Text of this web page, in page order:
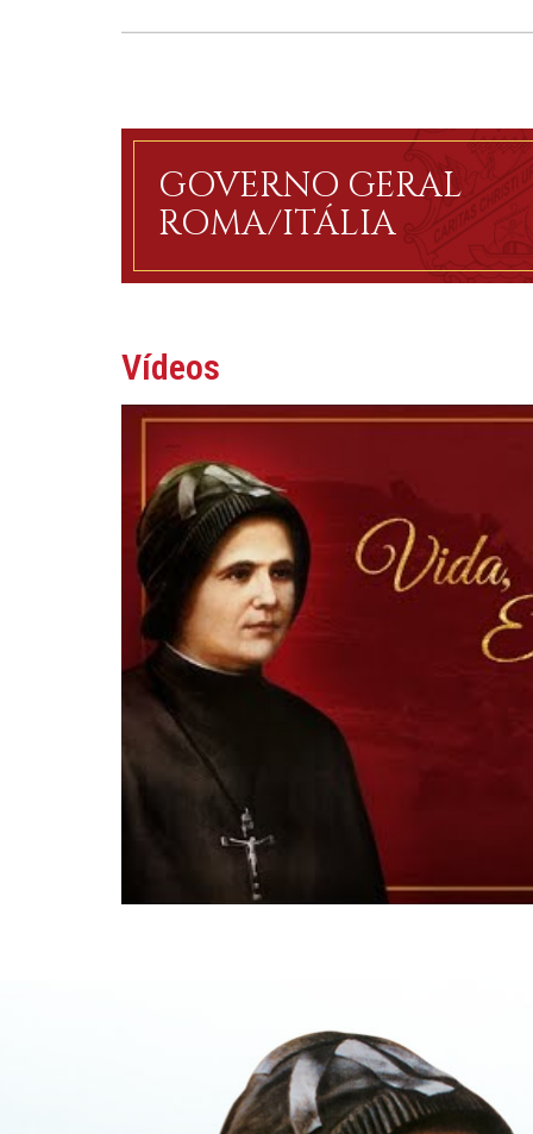
GOVERNO GERAL
ROMA/ITÁLIA
Vídeos